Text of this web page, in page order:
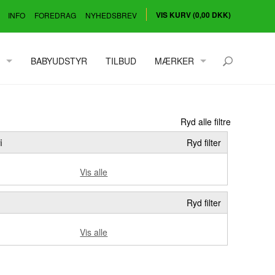
INFO FOREDRAG NYHEDSBREV VIS KURV (0,00 DKK)
BABYUDSTYR TILBUD
MÆRKER
FIXONI
HUST & CLAIRE
LT-DESIGN
MINYMO
Ryd alle filtre
Ryd filter
Vis alle
Ryd filter
Vis alle